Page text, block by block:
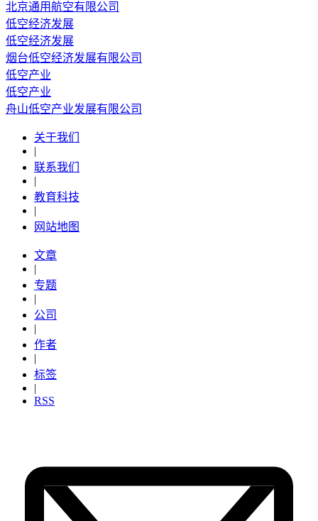
北京通用航空有限公司
低空经济发展
低空经济发展
烟台低空经济发展有限公司
低空产业
低空产业
舟山低空产业发展有限公司
关于我们
|
联系我们
|
教育科技
|
网站地图
文章
|
专题
|
公司
|
作者
|
标签
|
RSS